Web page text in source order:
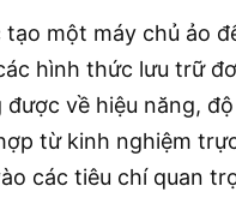
một máy chủ ảo
hình thức lưu trữ
về hiệu năng,
từ kinh nghiệm
các tiêu chí quan